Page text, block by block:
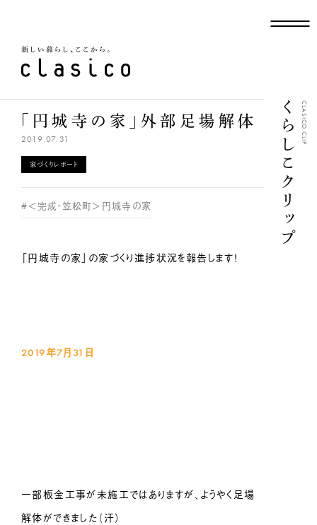
くらしこクリップCLASICO CLIP
「円城寺の家」外部足場解体
2019.07.31
家づくりレポート
#＜完成・笠松町＞円城寺の家
「円城寺の家」の家づくり進捗状況を報告します！
2019年7月31 日
一部板金工事が未施工ではありますが、ようやく足場
解体ができました（汗）